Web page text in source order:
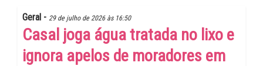
Geral - 29 de julho de 2026 às 16:50
Casal joga água tratada no lixo e
ignora apelos de moradores em